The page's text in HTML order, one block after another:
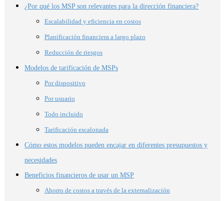
¿Por qué los MSP son relevantes para la dirección financiera?
Escalabilidad y eficiencia en costos
Planificación financiera a largo plazo
Reducción de riesgos
Modelos de tarificación de MSPs
Por dispositivo
Por usuario
Todo incluido
Tarificación escalonada
Cómo estos modelos pueden encajar en diferentes presupuestos y
necesidades
Beneficios financieros de usar un MSP
Ahorro de costos a través de la externalización